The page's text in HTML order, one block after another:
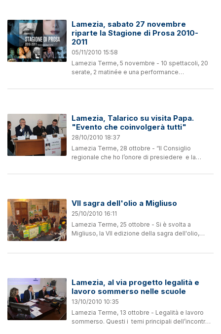
Lamezia, sabato 27 novembre
riparte la Stagione di Prosa 2010-
2011
05/11/2010 15:58
Lamezia Terme, 5 novembre - 10 spettacoli, 20
serate, 2 matinée e una performance
collaborazione con la Stagione Teatro Ragazzi.
Lamezia, Talarico su visita Papa.
"Evento che coinvolgerà tutti"
28/10/2010 18:37
Lamezia Terme, 28 ottobre - “Il Consiglio
regionale che ho l’onore di presiedere e la
Chiesa calabrese per recepire adeguatamente
VII sagra dell'olio a Migliuso
25/10/2010 16:11
Lamezia Terme, 25 ottobre - Si è svolta a
Migliuso, la VII edizione della sagra dell'olio,
Lamezia, al via progetto legalità e
lavoro sommerso nelle scuole
13/10/2010 10:35
Lamezia Terme, 13 ottobre - Legalità e lavoro
sommerso. Questi i temi principali dell’incontro